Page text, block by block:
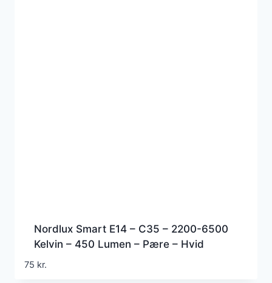
Nordlux Smart E14 – C35 – 2200-6500
Kelvin – 450 Lumen – Pære – Hvid
75 kr.